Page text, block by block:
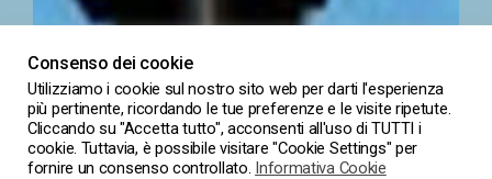
Consenso dei cookie
Utilizziamo i cookie sul nostro sito web per darti l'esperienza
più pertinente, ricordando le tue preferenze e le visite ripetute.
Cliccando su "Accetta tutto", acconsenti all'uso di TUTTI i
cookie. Tuttavia, è possibile visitare "Cookie Settings" per
fornire un consenso controllato. Informativa Cookie